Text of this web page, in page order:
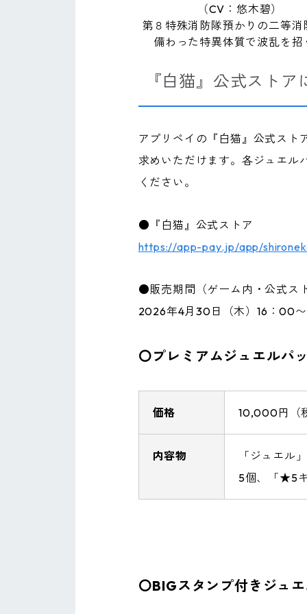
（CV：悠木碧）
第８特殊消防隊預かりの二等消
備わった特異体質で波乱を招
『白猫』公式スト
アプリペイの『白猫』公式スト
求めいただけます。各ジュエル
ください。
●『白猫』公式ストア
https://app-pay.jp/app/
●販売期間（ゲーム内・公式ス
2026年4月30日（木）16：00
〇プレミアムジュエルパ
価格 10,000円（
内容物
「ジュエル
5個、「★5
〇BIGスタンプ付きジュ